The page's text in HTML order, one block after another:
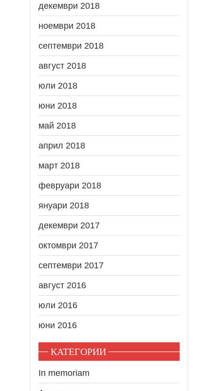
декември 2018
ноември 2018
септември 2018
август 2018
юли 2018
юни 2018
май 2018
април 2018
март 2018
февруари 2018
януари 2018
декември 2017
октомври 2017
септември 2017
август 2016
юли 2016
юни 2016
КАТЕГОРИИ
In memoriam